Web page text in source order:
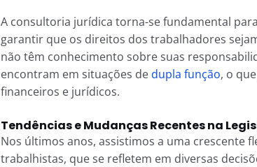
A consultoria jurídica torna-se fundamental
garantir que os direitos dos trabalhadores
não têm conhecimento sobre suas
encontram em situações dedupla função, o
financeiros e jurídicos.
Tendências e Mudanças Recentes na
Nos últimos anos, assistimos a uma crescente
trabalhistas, que se refletem em diversas